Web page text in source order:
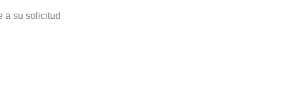
a su solicitud